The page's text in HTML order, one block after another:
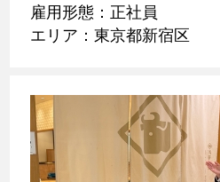
雇用形態：正社員
エリア：東京都新宿区